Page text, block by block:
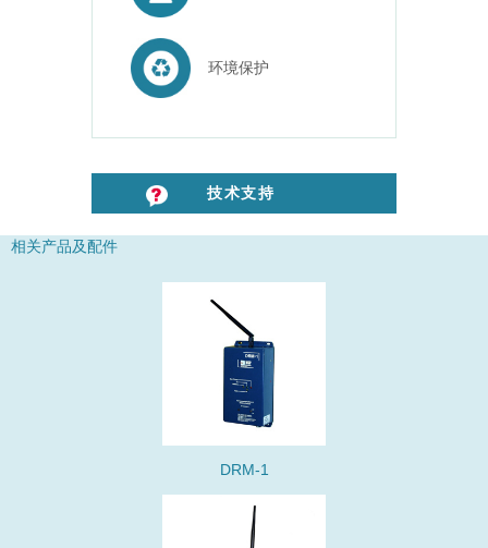
环境保护
技术支持
相关产品及配件
DRM-1